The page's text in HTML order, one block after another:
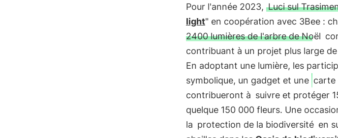
Pour l'année 2023, Luci sul
light" en coopération avec 3Bee :
2400 lumières de l'arbre de Noël
contribuant à un projet plus large
En adoptant une lumière, les
symbolique, un gadget et une carte
contribueront à suivre et protéger
quelque 150 000 fleurs. Une
la protection de la biodiversité en